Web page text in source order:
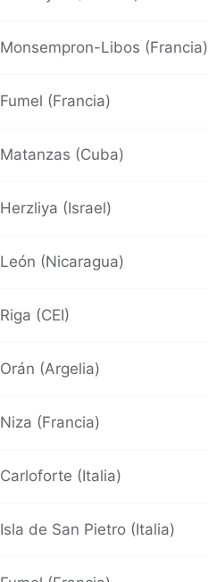
Monsempron-Libos (Francia)
Fumel (Francia)
Matanzas (Cuba)
Herzliya (Israel)
León (Nicaragua)
Riga (CEI)
Orán (Argelia)
Niza (Francia)
Carloforte (Italia)
Isla de San Pietro (Italia)